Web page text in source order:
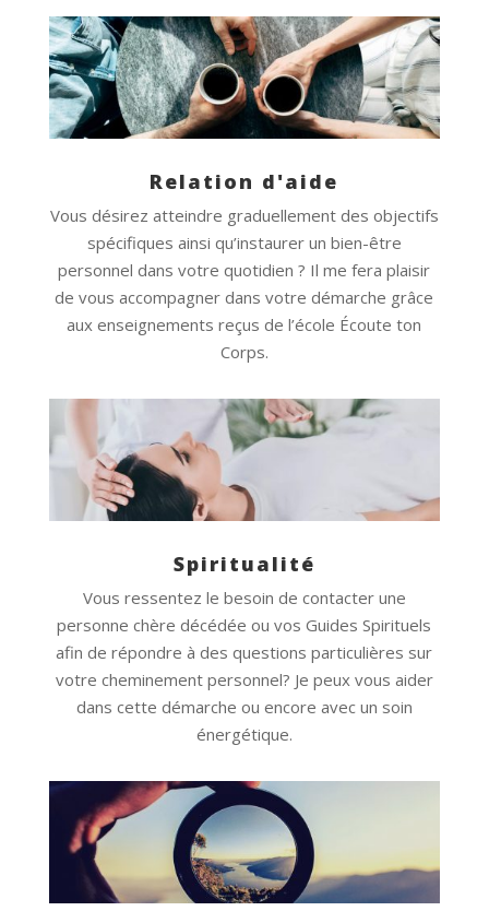
Relation d'aide
Vous désirez atteindre graduellement des objectifs
spécifiques ainsi qu’instaurer un bien-être
personnel dans votre quotidien ? Il me fera plaisir
de vous accompagner dans votre démarche grâce
aux enseignements reçus de l’école Écoute ton
Corps.
Spiritualité
Vous ressentez le besoin de contacter une
personne chère décédée ou vos Guides Spirituels
afin de répondre à des questions particulières sur
votre cheminement personnel? Je peux vous aider
dans cette démarche ou encore avec un soin
énergétique.